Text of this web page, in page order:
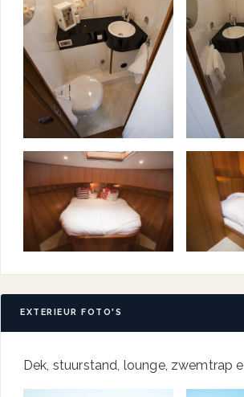
EXTERIEUR FOTO'S
Dek, stuurstand, lounge, zwemtrap